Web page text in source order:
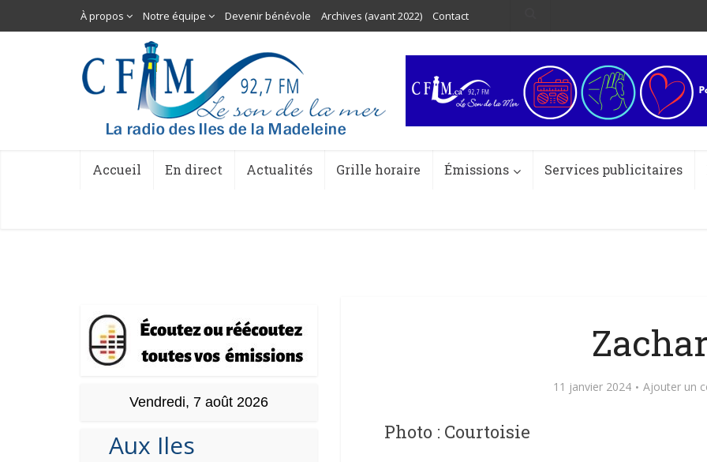
À propos Notre équipe Devenir bénévole Archives (avant 2022) Contact
Accueil En direct Actualités Grille horaire Émissions Services publicitaires
Vendredi, 7 août 2026
Aux Iles
11 janvier 2024 Ajouter un
Photo : Courtoisie